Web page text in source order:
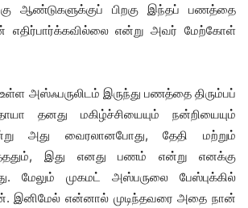
ஆண்டுகளுக்குப் பிறகு இந்தப் பணத்தை
எதிர்பார்க்கவில்லை என்று அவர் மேற்கோள்
அஸ்ஃபருலிடம் இருந்து பணத்தை திரும்பப்
தனது மகிழ்ச்சியையும் நன்றியையும்
அது வைரலானபோது, தேதி மற்றும்
இது எனது பணம் என்று எனக்கு
மேலும் முகமட் அஸ்பருலை பேஸ்புக்கில்
இனிமேல் என்னால் முடிந்தவரை அதை நான்